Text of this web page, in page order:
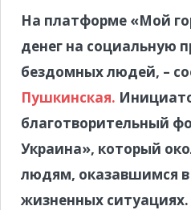
На платформе «Мой
денег на социальную
бездомных людей, –
Пушкинская.
благотворительный
Украина», который
людям, оказавшимся
жизненных ситуациях.